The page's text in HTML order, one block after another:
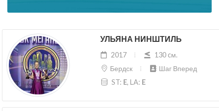
УЛЬЯНА НИНШТИЛЬ
2017
130 cм.
Бердск
Шаг Вперед
ST: E, LA: E